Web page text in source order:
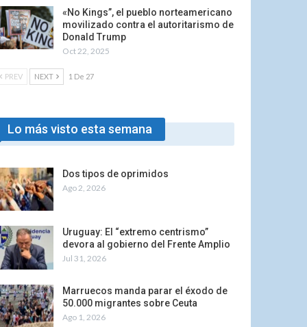
«No Kings”, el pueblo norteamericano
movilizado contra el autoritarismo de
Donald Trump
Oct 22, 2025
PREV NEXT 1 De 27
Lo más visto esta semana
Dos tipos de oprimidos
Ago 2, 2026
Uruguay: El “extremo centrismo”
devora al gobierno del Frente Amplio
Jul 31, 2026
Marruecos manda parar el éxodo de
50.000 migrantes sobre Ceuta
Ago 1, 2026